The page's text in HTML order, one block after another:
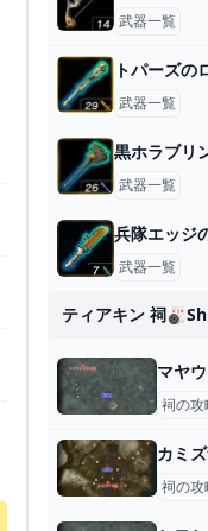
武器一覧
トパーズの
武器一覧
武器一覧
兵隊エッジ
武器一覧
ティアキン 祠
祠の攻
祠の攻